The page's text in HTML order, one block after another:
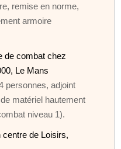
remise en norme,
armoire
de combat chez
Le Mans
personnes, adjoint
matériel hautement
niveau 1).
centre de Loisirs,